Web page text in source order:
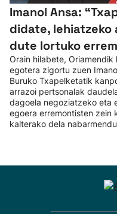
Imanol Ansa:
didate, lehiatzeko
dute lortuko
Orain hilabete,
egotera zigortu zuen
Buruko Txapelketatik
arrazoi pertsonalak
dagoela negoziatzeko eta
egoera erremontisten zein
kalterako dela